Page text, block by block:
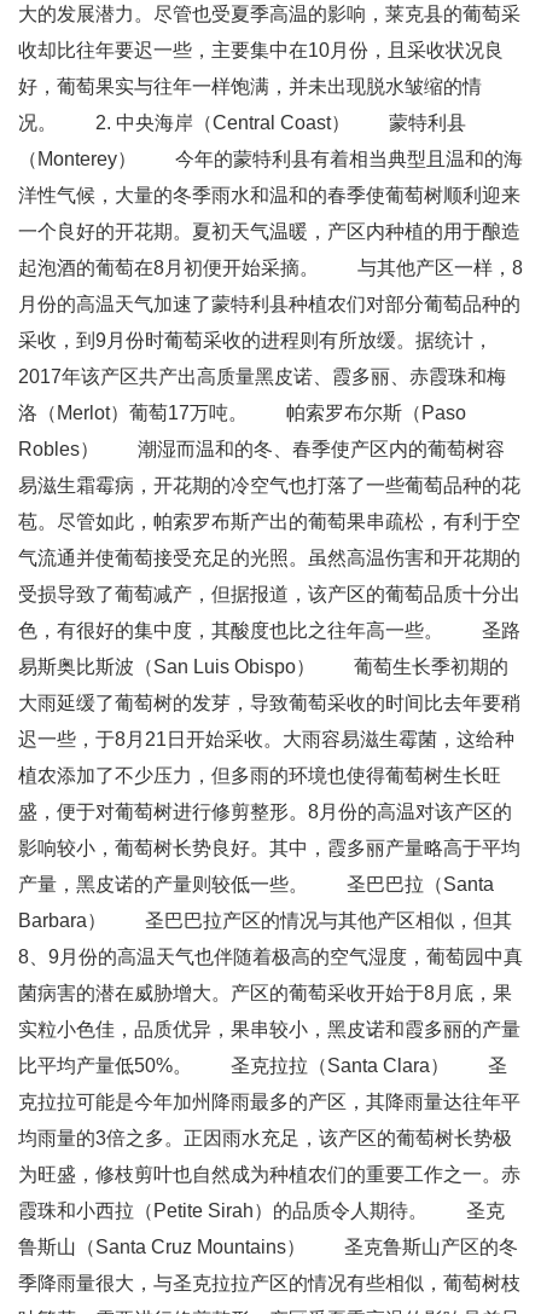
大的发展潜力。尽管也受夏季高温的影响，莱克县的葡萄采
收却比往年要迟一些，主要集中在10月份，且采收状况良
好，葡萄果实与往年一样饱满，并未出现脱水皱缩的情
况。 2. 中央海岸（Central Coast） 蒙特利县
（Monterey） 今年的蒙特利县有着相当典型且温和的海
洋性气候，大量的冬季雨水和温和的春季使葡萄树顺利迎来
一个良好的开花期。夏初天气温暖，产区内种植的用于酿造
起泡酒的葡萄在8月初便开始采摘。 与其他产区一样，8
月份的高温天气加速了蒙特利县种植农们对部分葡萄品种的
采收，到9月份时葡萄采收的进程则有所放缓。据统计，
2017年该产区共产出高质量黑皮诺、霞多丽、赤霞珠和梅
洛（Merlot）葡萄17万吨。 帕索罗布尔斯（Paso
Robles） 潮湿而温和的冬、春季使产区内的葡萄树容
易滋生霜霉病，开花期的冷空气也打落了一些葡萄品种的花
苞。尽管如此，帕索罗布斯产出的葡萄果串疏松，有利于空
气流通并使葡萄接受充足的光照。虽然高温伤害和开花期的
受损导致了葡萄减产，但据报道，该产区的葡萄品质十分出
色，有很好的集中度，其酸度也比之往年高一些。 圣路
易斯奥比斯波（San Luis Obispo） 葡萄生长季初期的
大雨延缓了葡萄树的发芽，导致葡萄采收的时间比去年要稍
迟一些，于8月21日开始采收。大雨容易滋生霉菌，这给种
植农添加了不少压力，但多雨的环境也使得葡萄树生长旺
盛，便于对葡萄树进行修剪整形。8月份的高温对该产区的
影响较小，葡萄树长势良好。其中，霞多丽产量略高于平均
产量，黑皮诺的产量则较低一些。 圣巴巴拉（Santa
Barbara） 圣巴巴拉产区的情况与其他产区相似，但其
8、9月份的高温天气也伴随着极高的空气湿度，葡萄园中真
菌病害的潜在威胁增大。产区的葡萄采收开始于8月底，果
实粒小色佳，品质优异，果串较小，黑皮诺和霞多丽的产量
比平均产量低50%。 圣克拉拉（Santa Clara） 圣
克拉拉可能是今年加州降雨最多的产区，其降雨量达往年平
均雨量的3倍之多。正因雨水充足，该产区的葡萄树长势极
为旺盛，修枝剪叶也自然成为种植农们的重要工作之一。赤
霞珠和小西拉（Petite Sirah）的品质令人期待。 圣克
鲁斯山（Santa Cruz Mountains） 圣克鲁斯山产区的冬
季降雨量很大，与圣克拉拉产区的情况有些相似，葡萄树枝